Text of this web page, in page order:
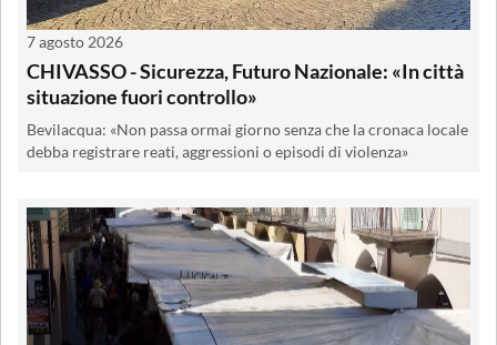
7 agosto 2026
CHIVASSO - Sicurezza, Futuro Nazionale: «In città
situazione fuori controllo»
Bevilacqua: «Non passa ormai giorno senza che la cronaca locale
debba registrare reati, aggressioni o episodi di violenza»